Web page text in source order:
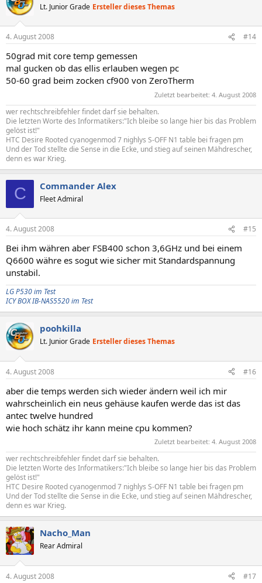
Lt. Junior Grade Ersteller dieses Themas
4. August 2008 #14
50grad mit core temp gemessen
mal gucken ob das ellis erlauben wegen pc
50-60 grad beim zocken cf900 von ZeroTherm
Zuletzt bearbeitet: 4. August 2008
wer rechtschreibfehler findet darf sie behalten.
Die letzten Worte des Informatikers:"Ich bleibe so lange hier bis das Problem
gelöst ist!"
HTC Desire Rooted cyanogenmod 7 nighlys S-OFF N1 table bei fragen pm
Und der Tod stellte die Sense in die Ecke, und stieg auf seinen Mähdrescher,
denn es war Krieg.
C Commander Alex
Fleet Admiral
4. August 2008 #15
Bei ihm währen aber FSB400 schon 3,6GHz und bei einem
Q6600 währe es sogut wie sicher mit Standardspannung
unstabil.
LG P530 im Test
ICY BOX IB-NAS5520 im Test
poohkilla
Lt. Junior Grade Ersteller dieses Themas
4. August 2008 #16
aber die temps werden sich wieder ändern weil ich mir
wahrscheinlich ein neus gehäuse kaufen werde das ist das
antec twelve hundred
wie hoch schätz ihr kann meine cpu kommen?
Zuletzt bearbeitet: 4. August 2008
wer rechtschreibfehler findet darf sie behalten.
Die letzten Worte des Informatikers:"Ich bleibe so lange hier bis das Problem
gelöst ist!"
HTC Desire Rooted cyanogenmod 7 nighlys S-OFF N1 table bei fragen pm
Und der Tod stellte die Sense in die Ecke, und stieg auf seinen Mähdrescher,
denn es war Krieg.
Nacho_Man
Rear Admiral
4. August 2008 #17